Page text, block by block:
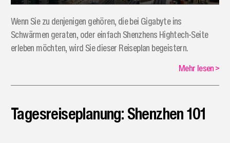
Wenn Sie zu denjenigen gehören, die bei Gigabyte ins
Schwärmen geraten, oder einfach Shenzhens Hightech-Seite
erleben möchten, wird Sie dieser Reiseplan begeistern.
Mehr lesen>
Tagesreiseplanung: Shenzhen 101